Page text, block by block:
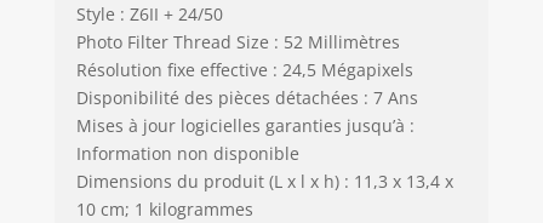
Style : Z6II + 24/50
Photo Filter Thread Size : 52 Millimètres
Résolution fixe effective : 24,5 Mégapixels
Disponibilité des pièces détachées : 7 Ans
Mises à jour logicielles garanties jusqu’à :
Information non disponible
Dimensions du produit (L x l x h) : 11,3 x 13,4 x
10 cm; 1 kilogrammes